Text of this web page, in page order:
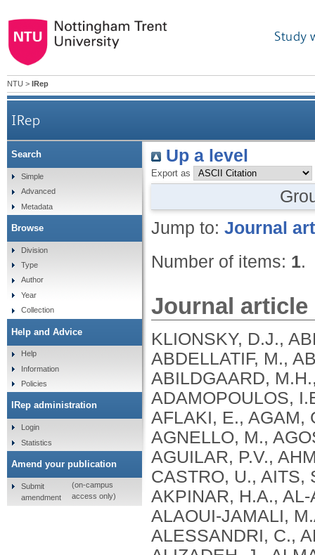
Study
NTU > IRep
IRep
Up a level
Export as
Jump to: Journal
Number of items: 1.
Journal article
KLIONSKY, D.J., ABDEL-AZIZ, A.K., ABDELFATAH, S., ABDELLATIF, M., ABDOLI, A., ABEL, S., ABELIOVICH, H., ABILDGAARD, M.H., ABUDU, Y.P., ACEVEDO-AROZENA, A., ADAMOPOULOS, I.E., ADELI, K., ADOLPH, T.E., ADORNETTO, A., AFLAKI, E., AGAM, G., AGARWAL, A., AGGARWAL, B.B., AGNELLO, M., AGOSTINIS, P., AGREWALA, J.N., AGROTIS, A., AGUILAR, P.V., AHMAD, S. .T., AHMED, Z.M., AHUMADA-CASTRO, U., AITS, S., AIZAWA, S., AKKOC, Y., AKOUMIANAKI, T., AKPINAR, H.A., AL-ABD, A.M., AL-AKRA, L., AL-GHARAIBEH, A., ALAOUI-JAMALI, M.A., ALBERTI, S., ALCOCER-GÓMEZ, E., ALESSANDRI, C., ALI, M., ALIM AL-BARI, M. .A., ALIWAINI, S., ALIZADEH, J., ALMACELLAS, E., ALMASAN, A., ALONSO, A., ALONSO, G.D., ALTAN-BONNET, N., ALTIERI, D.C., ÁLVAREZ, É.M. .C., ALVES, S., ALVES DA COSTA, C., ALZAHARNA, M.M., AMADIO, M., AMANTINI, C., AMARAL, C., AMBROSIO, S., AMER, A.O., AMMANATHAN, V., AN, Z., ANDERSEN, S.U., ANDRABI, S.A., ANDRADE-SILVA, M., ANDRES, A.M., ANGELINI, S., ANN, D., ANOZIE, U.C., ANSARI, M.Y., ANTAS, P., ANTEBI, A., ANTÓN, Z., ANWAR, T., APETOH, L., APOSTOLOVA, N., ARAKI, T., ARAKI, Y., ARASAKI, K., ARAÚJO, W.L., ARAYA, J., ARDEN, C., ARÉVALO, M.A., ARGUELLES, S., ARIAS, E., ARIKKATH, J., ARIMOTO, H., ARIOSA, A.R., ARMSTRONG-JAMES, D., ARNAUNÉ-PELLOQUIN, L., AROCA, A., ARROYO, D.S., ARSOV, I., ARTERO, R., ASARO, D.M.L., ASCHNER, M., ASHRAFIZADEH, M., ASHUR-FABIAN, O., ATANASOV, A.G., AU, A.K., AUBERGER, P., AUNER, H.W., AURELIAN, L., AUTELLI, R., AVAGLIANO, L., ÁVALOS, Y., AVEIC, S., AVELEIRA, C.A., AVIN-WITTENBERG, T., AYDIN, Y., AYTON, S., AYYADEVARA, S., AZZOPARDI, M., BABA, M., BACKER, J.M., BACKUES, S.K., BAE, D.H., BAE, O.N., BAE, S.H., BAEHRECKE, E.H., BAEK, A., BAEK, S.H., BAEK, S.H., BAGETTA, G., BAGNIEWSKA-ZADWORNA, A., BAI, H., BAI, J., BAI, X., BAI, Y., BAIRAGI, N., BAKSI, S., BALBI, T., BALDARI, C.T., BALDUINI, W., BALLABIO, A., BALLESTER, M., BALAZADEH, S., BALZAN, R., BANDOPADHYAY, R., BANERJEE, S., BANERJEE, S., BÁNRÉTI, Á., BAO, Y., BAPTISTA, M.S., BARACCA, A., BARBATI, C., BARGIELA, A., BARILÀ, D., BARLOW, P.G., BARMADA, S.J., BARREIRO, E., BARRETO, G.E., BARTEK, J., BARTEL, B., BARTOLOME, A., BARVE, G.R., BASAGOUDANAVAR, S.H., BASSHAM, D.C., BAST, R.C., BASU, A., BATOKO, H., BATTEN, I., BAULIEU, E.E., BAUMGARNER, B.L., BAYRY, J., BEALE, R., BEAU, I., BEAUMATIN, F., BECHARA, L.R.G., BECK, G.R., BEERS, M.F., BEGUN, J., BEHRENDS, C., BEHRENS, G.M.N., BEI, R., BEJARANO, E., BEL, S., BEHL, C., BELAID, A., BELGAREH-TOUZÉ, N., BELLAROSA, C., BELLEUDI, F., BELLÓ PÉREZ, M., BELLO-MORALES, R., BELTRAN, J.S.D.O., BELTRAN, S., BENBROOK, D.M., BENDORIUS, M., BENITEZ, B.A., BENITO-CUESTA, I., BENSALEM, J., BERCHTOLD, M.W., BEREZOWSKA, S., BERGAMASCHI, D., BERGAMI, M., BERGMANN, A., BERLIOCCHI, L., BERLIOZ-TORRENT, C., BERNARD, A., BERTHOUX, L., BESIRLI, C.G., BESTEIRO, S., BETIN, V.M., BEYAERT, R., BEZBRADICA, J.S., BHASKAR, K., BHATIA-KISSOVA, I., BHATTACHARYA, R., BHATTACHARYA, S., BHATTACHARYYA, S., BHUIYAN, M. .S., BHUTIA, S.K., BI, L., BI, X., BIDEN, T.J., BIJIAN, K., BILLES, V.A., BINART, N., BINCOLETTO, C., BIRGISDOTTIR, A.B., BJORKOY, G., BLANCO, G., BLAS-GARCIA, A., BLASIAK, J., BLOMGRAN, R., BLOMGREN, K., BLUM, J.S., BOADA-ROMERO, E., BOBAN, M., BOESZE-BATTAGLIA, K., BOEUF, P., BOLAND, B., BOMONT, P., BONALDO, P., BONAM, S.R., BONFILI, L., BONIFACINO, J.S., BOONE, B.A., BOOTMAN, M.D., BORDI, M., BORNER, C., BORNHAUSER, B.C., BORTHAKUR, G., BOSCH, J., BOSE, S., BOTANA, L.M., BOTAS, J., BOULANGER, C.M., BOULTON, M.E., BOURDENX, M., BOURGEOIS, B., BOURKE, N.M., BOUSQUET, G., BOYA, P., BOZHKOV, P.V., BOZI, L.H. .M.,
Search
Simple
Advanced
Metadata
Browse
Division
Type
Author
Year
Collection
Help and Advice
Help
Information
Policies
IRep administration
Login
Statistics
Amend your publication
Submit
amendment
(on-campus
access only)